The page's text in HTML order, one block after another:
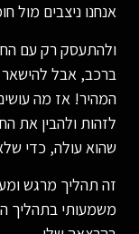
אנחנו ניצבים מול
ולהתעסק רק עם
ברכב, אבל
המהיר! אז מה
לזהות ולהבין את
שהוא עולה, כדי
זה תהליך מרגש
משמעותי בתהליך